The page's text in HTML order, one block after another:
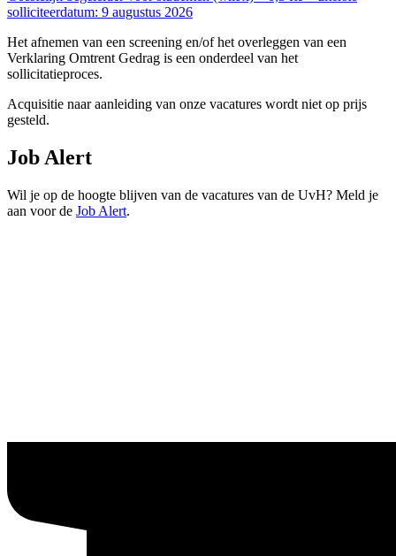
solliciteerdatum: 9 augustus 2026
Het afnemen van een screening en/of het overleggen van een
Verklaring Omtrent Gedrag is een onderdeel van het
sollicitatieproces.
Acquisitie naar aanleiding van onze vacatures wordt niet op prijs
gesteld.
Job Alert
Wil je op de hoogte blijven van de vacatures van de UvH? Meld je
aan voor de Job Alert.